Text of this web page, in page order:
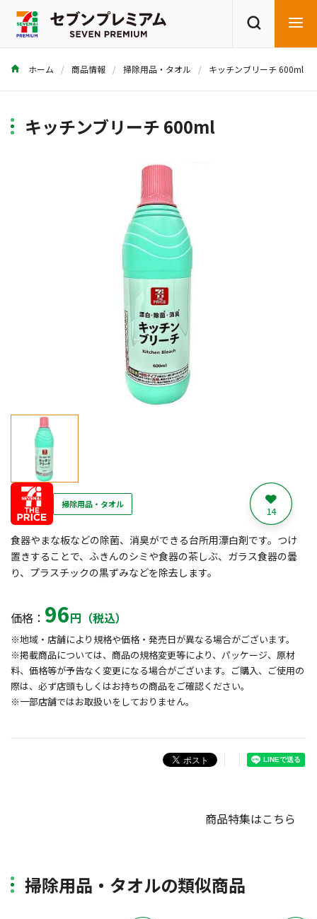
商品を探す レシピを探す
ホーム 商品情報 掃除用品・タオル キッチンブリーチ 600ml
キッチンブリーチ 600ml
掃除用品・タオル 14
食器やまな板などの除菌、消臭ができる台所用漂白剤です。つけ
置きすることで、ふきんのシミや食器の茶しぶ、ガラス食器の曇
り、プラスチックの黒ずみなどを除去します。
価格： 96円（税込）
※地域・店舗により規格や価格・発売日が異なる場合がございます。
※掲載商品については、商品の規格変更等により、パッケージ、原材
料、価格等が予告なく変更になる場合がございます。ご購入、ご使用の
際は、必ず店頭もしくはお持ちの商品をご確認ください。
※一部店舗ではお取扱いをしておりません。
商品特集はこちら
掃除用品・タオルの類似商品